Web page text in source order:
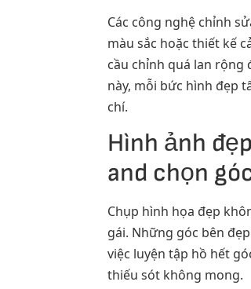
Các công nghệ chỉnh
màu sắc hoặc thiết kế
cầu chỉnh quá lan rộng
này, mỗi bức hình đẹp
chí.
Hình ảnh
and chọn
Chụp hình họa đẹp
gái. Những góc bên
việc luyện tập hồ hết
thiếu sót không mong.